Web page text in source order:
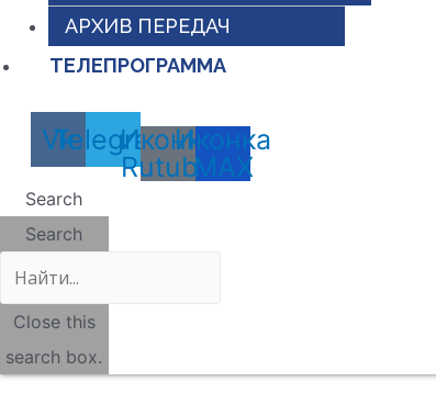
АРХИВ ПЕРЕДАЧ
ТЕЛЕПРОГРАММА
Vk
Telegram
Иконка
Rutube
Иконка
MAX
Search
Search
Close this
search box.